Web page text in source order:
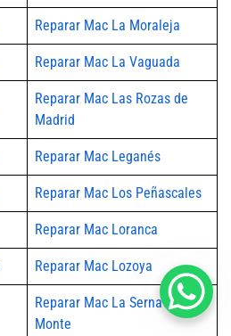
Reparar Mac La Moraleja
Reparar Mac La Vaguada
Reparar Mac Las Rozas de
Madrid
Reparar Mac Leganés
Reparar Mac Los Peñascales
Reparar Mac Loranca
Reparar Mac Lozoya
Reparar Mac La Serna del
Monte